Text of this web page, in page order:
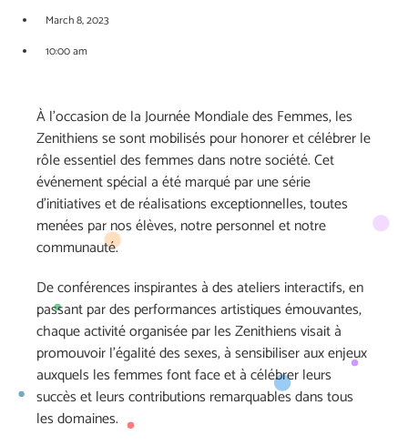
March 8, 2023
10:00 am
À l’occasion de la Journée Mondiale des Femmes, les
Zenithiens se sont mobilisés pour honorer et célébrer le
rôle essentiel des femmes dans notre société. Cet
événement spécial a été marqué par une série
d’initiatives et de réalisations exceptionnelles, toutes
menées par nos élèves, notre personnel et notre
communauté.
De conférences inspirantes à des ateliers interactifs, en
passant par des performances artistiques émouvantes,
chaque activité organisée par les Zenithiens visait à
promouvoir l’égalité des sexes, à sensibiliser aux enjeux
auxquels les femmes font face et à célébrer leurs
succès et leurs contributions remarquables dans tous
les domaines.